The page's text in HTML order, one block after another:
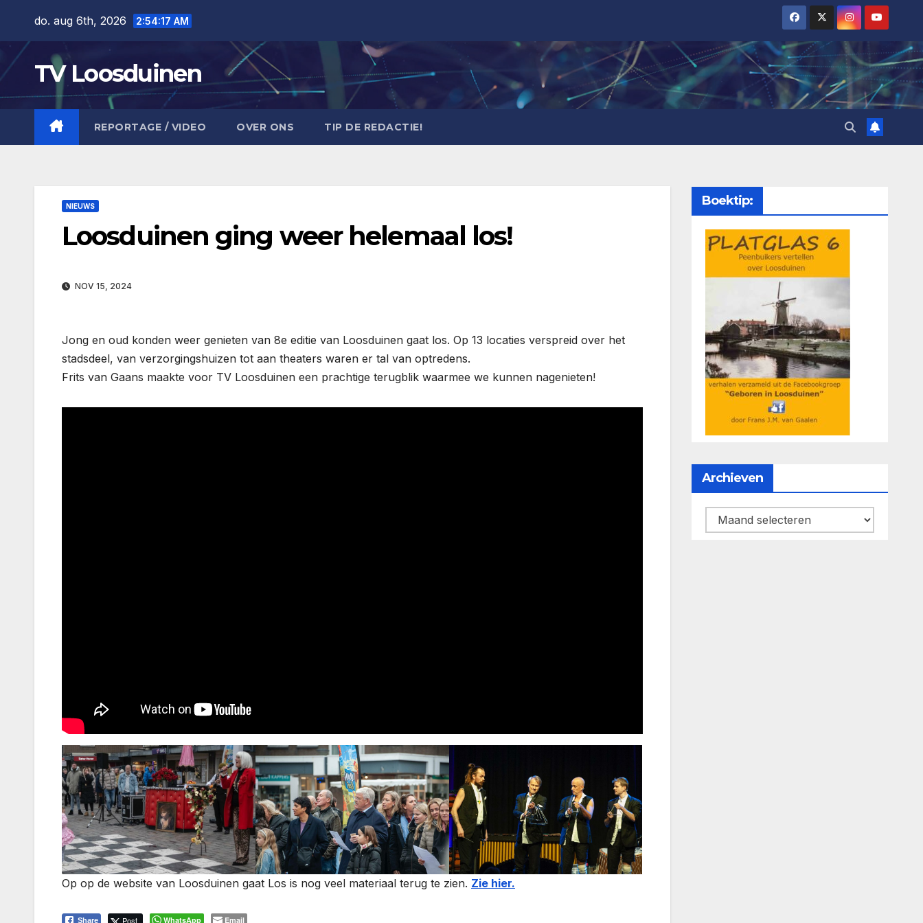
inhoud
do. aug 6th, 2026 2:54:17 AM
TV Loosduinen
REPORTAGE / VIDEO OVER ONS TIP DE REDACTIE!
NIEUWS
Loosduinen ging weer helemaal los!
NOV 15, 2024
Jong en oud konden weer genieten van 8e editie van Loosduinen gaat los. Op 13 locaties verspreid over het
stadsdeel, van verzorgingshuizen tot aan theaters waren er tal van optredens.
Frits van Gaans maakte voor TV Loosduinen een prachtige terugblik waarmee we kunnen nagenieten!
Op op de website van Loosduinen gaat Los is nog veel materiaal terug te zien. Zie hier.
Share Post WhatsApp Email
Boektip:
Archieven
Archieven